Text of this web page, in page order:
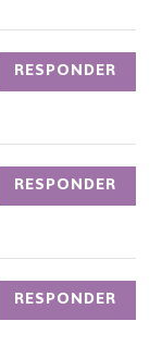
RESPONDER
RESPONDER
RESPONDER